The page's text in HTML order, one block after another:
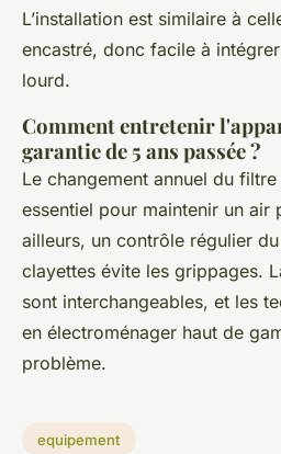
L’installation est similaire à
encastré, donc facile à
lourd.
Comment entretenir
garantie de 5 ans passée ?
Le changement annuel du
essentiel pour maintenir un air
ailleurs, un contrôle régulier
clayettes évite les grippages.
sont interchangeables, et les
en électroménager haut de
problème.
equipement